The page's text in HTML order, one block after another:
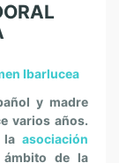
y madre
varios años.
la asociación
de la